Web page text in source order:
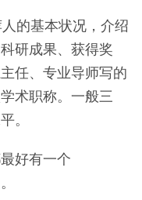
的基本状况，介绍
研成果、获得奖
任、专业导师写的
术职称。一般三
。
好有一个